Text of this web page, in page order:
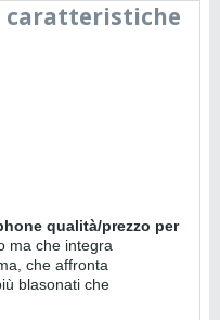
caratteristiche
qualità/prezzo per
ma che integra
che affronta
blasonati che